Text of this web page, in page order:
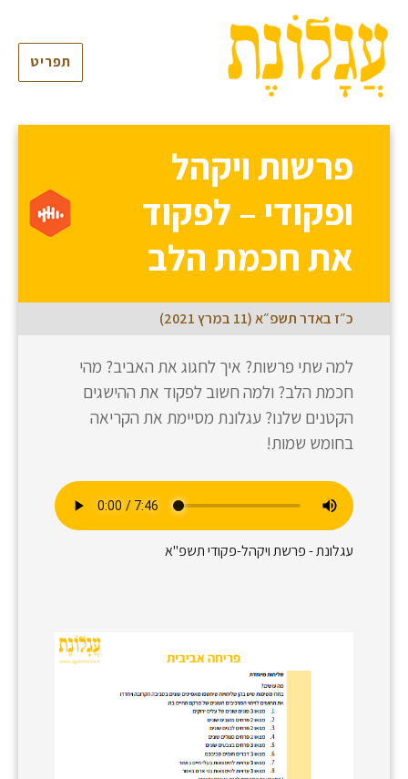
תפריט
פרשות ויקהל
ופקודי – לפקוד
את חכמת הלב
כ״ז באדר תשפ״א (11 במרץ 2021)
למה שתי פרשות? איך לחגוג את האביב? מהי
חכמת הלב? ולמה חשוב לפקוד את ההישגים
הקטנים שלנו? עגלונת מסיימת את הקריאה
בחומש שמות!
עגלונת - פרשת ויקהל-פקודי תשפ"א